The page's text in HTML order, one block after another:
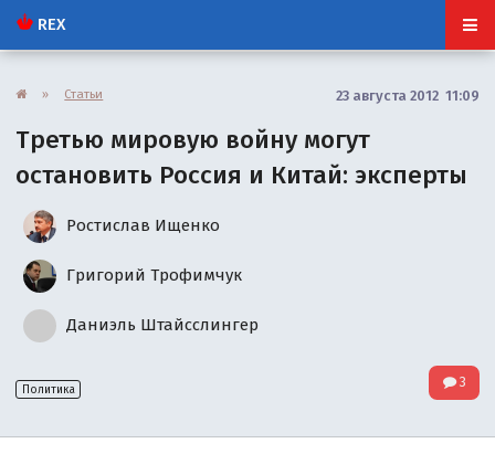
REX
» Статьи 23 августа 2012 11:09
Третью мировую войну могут
остановить Россия и Китай: эксперты
Ростислав Ищенко
Григорий Трофимчук
Даниэль Штайсслингер
Политика 3